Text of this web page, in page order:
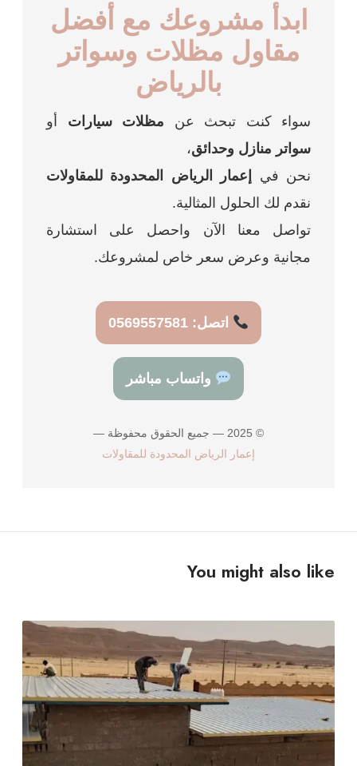
ابدأ مشروعك مع أفضل
مقاول مظلات وسواتر
بالرياض
سواء كنت تبحث عن مظلات سيارات أو
سواتر منازل وحدائق،
نحن في
إعمار الرياض المحدودة للمقاولات
نقدم لك الحلول المثالية.
تواصل معنا الآن واحصل على استشارة
مجانية وعرض سعر خاص لمشروعك.
اتصل: 0569557581
واتساب مباشر
© 2025 — جميع الحقوق محفوظة —
إعمار الرياض المحدودة للمقاولات
You might also like
ل
ي
ل
ش
ا
م